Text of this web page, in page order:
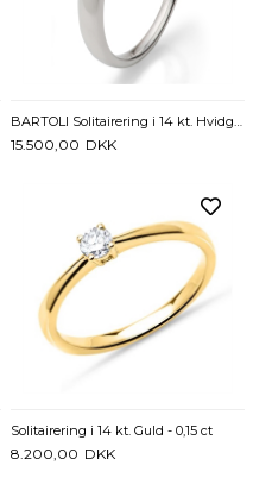
15.500,00 DKK
Solitairering i 14 kt. Guld - 0,15 ct
8.200,00 DKK